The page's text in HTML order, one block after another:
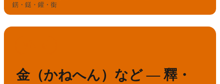
錺・鎹・鑵・銜
金（かねへん）など — 釋・